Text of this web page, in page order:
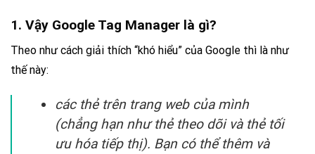
1. Vậy Google Tag Manager là gì?
Theo như cách giải thích “khó hiểu” của Google thì là như
thế này:
các thẻ trên trang web của mình
(chẳng hạn như thẻ theo dõi và thẻ tối
ưu hóa tiếp thị). Bạn có thể thêm và